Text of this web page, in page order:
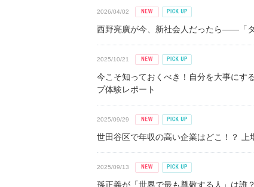
2026/04/02
西野亮廣が今、新社会人だったら――「タ
2025/10/21
今こそ知っておくべき！自分を大事にす
プ体験レポート
2025/09/29
世田谷区で年収の高い企業はどこ！？
2025/09/13
孫正義が「世界で最も尊敬する人」は誰